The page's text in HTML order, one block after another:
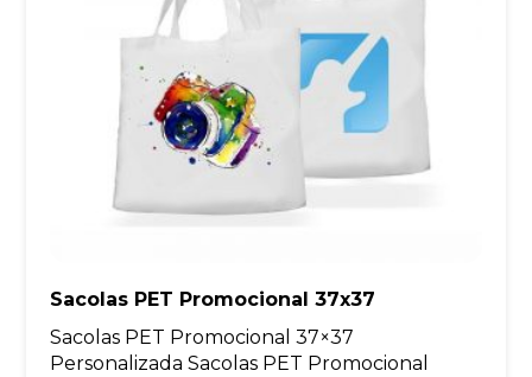
Sacolas PET Promocional 37x37
Sacolas PET Promocional 37×37
Personalizada Sacolas PET Promocional